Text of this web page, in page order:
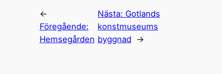
←
Föregående:
Hemsegården
Nästa: Gotlands
konstmuseums
byggnad
→